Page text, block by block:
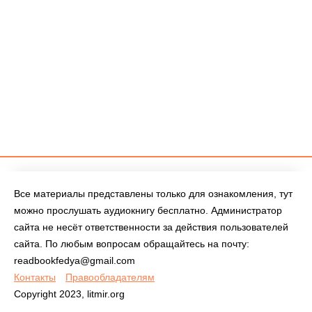
Все материалы представлены только для ознакомления, тут
можно прослушать аудиокнигу бесплатно. Администратор
сайта не несёт ответственности за действия пользователей
сайта. По любым вопросам обращайтесь на почту:
readbookfedya@gmail.com
Контакты
Правообладателям
Copyright 2023, litmir.org